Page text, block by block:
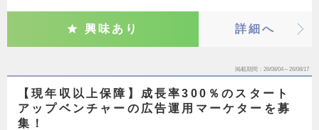
興味あり 詳細へ
掲載期間 26/08/04～26/08/17
【現年収以上保障】成長率300％のスタート
アップベンチャーの広告運用マーケターを募
集！